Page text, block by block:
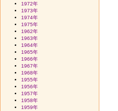
1972年
1973年
1974年
1975年
1962年
1963年
1964年
1965年
1966年
1967年
1968年
1955年
1956年
1957年
1958年
1959年